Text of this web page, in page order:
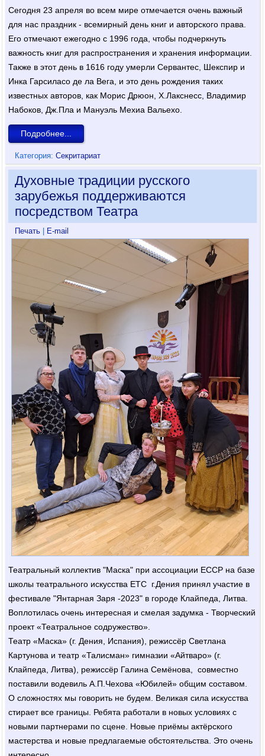
Сегодня 23 апреля во всем мире отмечается очень важный
для нас праздник - всемирный день книг и авторского права.
Его отмечают ежегодно с 1996 года, чтобы подчеркнуть
важность книг для распространения и хранения информации.
Также в этот день в 1616 году умерли Сервантес, Шекспир и
Инка Гарсиласо де ла Вега, и это день рождения таких
известных авторов, как Морис Дрюон, X.Лакснесс, Владимир
Набоков, Дж.Пла и Мануэль Мехиа Вальехо.
Подробнее...
Категория:Секритариат
Духовные традиции русского
зарубежья поддерживаются
посредством Театра
Печать E-mail
Театральный коллектив "Маска" при ассоциации ЕССР на базе
школы театрального искусства ЕТС г.Дения принял участие в
фестивале "Янтарная Заря -2023" в городе Клайпеда, Литва.
Воплотилась очень интересная и смелая задумка - Творческий
проект «Театральное содружество».
Театр «Маска» (г. Дения, Испания), режиссёр Светлана
Картунова и театр «Талисман» гимназии «Айтваро» (г.
Клайпеда, Литва), режиссёр Галина Семёнова, совместно
поставили водевиль А.П.Чехова «Юбилей» общим составом.
О сложностях мы говорить не будем. Великая сила искусства
стирает все границы. Ребята работали в новых условиях с
новыми партнерами по сцене. Новые приёмы актёрского
мастерства и новые предлагаемые обстоятельства. Это очень